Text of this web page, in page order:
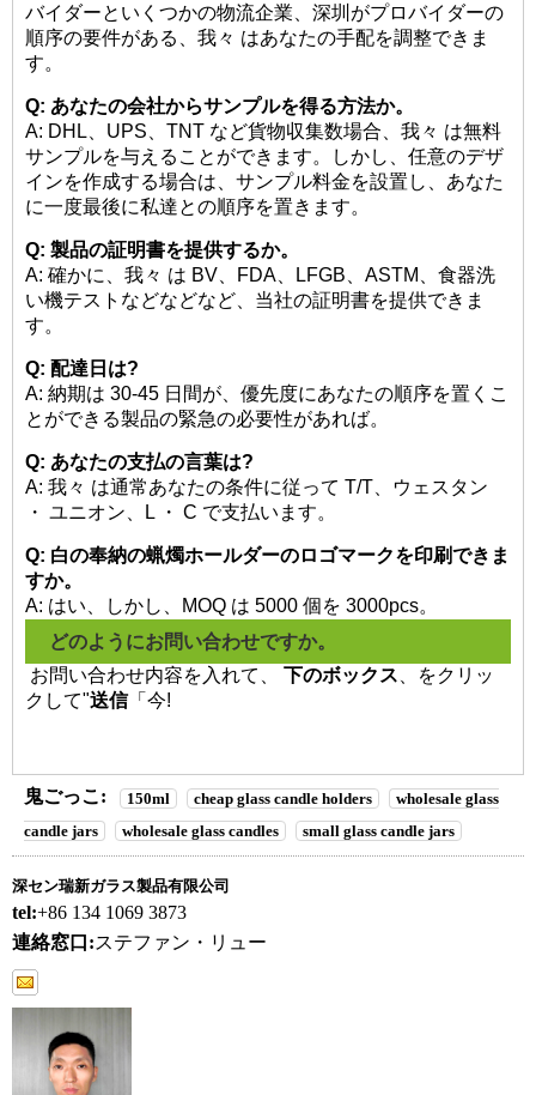
バイダーといくつかの物流企業、深圳がプロバイダーの
順序の要件がある、我々 はあなたの手配を調整できま
す。
Q: あなたの会社からサンプルを得る方法か。
A: DHL、UPS、TNT など貨物収集数場合、我々 は無料
サンプルを与えることができます。しかし、任意のデザ
インを作成する場合は、サンプル料金を設置し、あなた
に一度最後に私達との順序を置きます。
Q: 製品の証明書を提供するか。
A: 確かに、我々 は BV、FDA、LFGB、ASTM、食器洗
い機テストなどなどなど、当社の証明書を提供できま
す。
Q: 配達日は?
A: 納期は 30-45 日間が、優先度にあなたの順序を置くこ
とができる製品の緊急の必要性があれば。
Q: あなたの支払の言葉は?
A: 我々 は通常あなたの条件に従って T/T、ウェスタン
・ ユニオン、L ・ C で支払います。
Q: 白の奉納の蝋燭ホールダーのロゴマークを印刷できま
すか。
A: はい、しかし、MOQ は 5000 個を 3000pcs。
どのようにお問い合わせですか。
お問い合わせ内容を入れて、
下のボックス 、をクリッ
クして"送信「今!
鬼ごっこ: 150ml cheap glass candle holders
wholesale glass
candle jars
wholesale glass candles small glass candle jars
深セン瑞新ガラス製品有限公司
tel:+86 134 1069 3873
連絡窓口:ステファン・リュー